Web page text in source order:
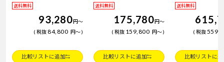
送料無料
93,280円～
税抜84,800 円～
比較リストに追加
送料無料
175,780円～
税抜 159,800 円～
比較リストに追加
送料無料
税抜
比較リストに追